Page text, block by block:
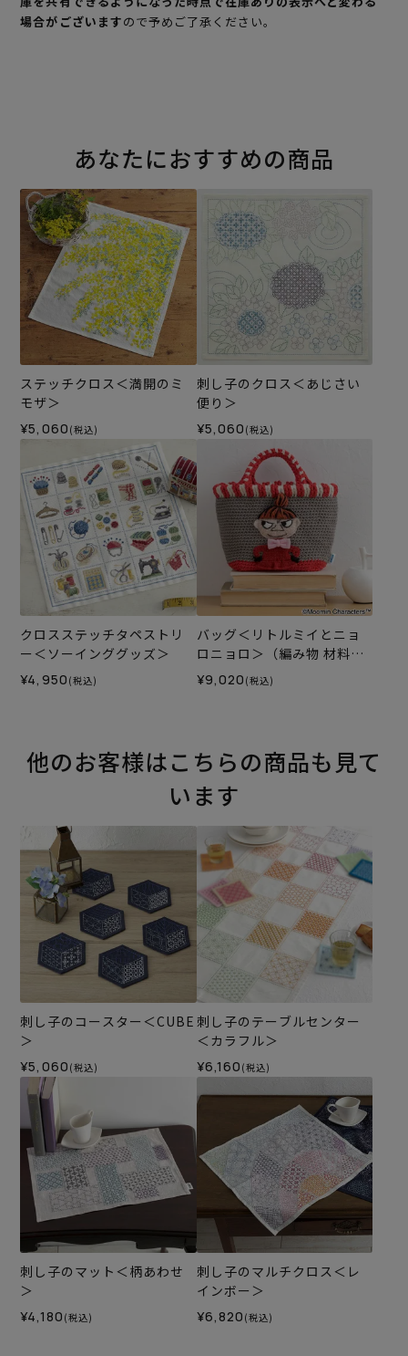
場合がございますので予めご了承ください。
あなたにおすすめの商品
ステッチクロス＜満開のミ
モザ＞
¥5,060 (税込)
刺し子のクロス＜あじさい
便り＞
¥5,060 (税込)
クロスステッチタペストリ
ー＜ソーインググッズ＞
¥4,950 (税込)
バッグ＜リトルミイとニョ
ロニョロ＞（編み物 材料セ
ット）
¥9,020 (税込)
他のお客様はこちらの商品も見て
います
刺し子のコースター＜CUBE
＞
¥5,060 (税込)
刺し子のテーブルセンター
＜カラフル＞
¥6,160 (税込)
刺し子のマット＜柄あわせ
＞
¥4,180 (税込)
刺し子のマルチクロス＜レ
インボー＞
¥6,820 (税込)